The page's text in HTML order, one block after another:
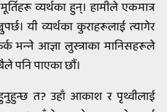
व्यर्थका हुन्। हामीले एकमात्र
यी व्यर्थका कुराहरूलाई त्यागेर
भन्‍ने आज्ञा लुस्त्राका मानिसहरूले
पनि पाएका छौं।
त? उहाँ आकाश र पृथ्वीलाई